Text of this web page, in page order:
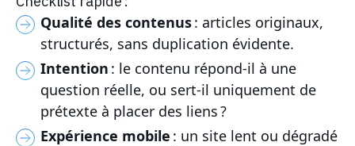
Qualité des contenus: articles originaux,
structurés, sans duplication évidente.
Intention : le contenu répond-il à une
question réelle, ou sert-il uniquement de
prétexte à placer des liens ?
Expérience mobile : un site lent ou dégradé